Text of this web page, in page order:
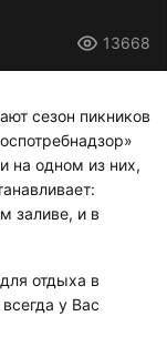
13668
сезон пикников
на одном из них,
заливе, и в
отдыха в
у Вас